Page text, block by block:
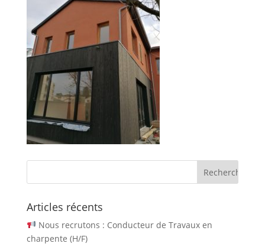
Articles récents
Nous recrutons : Conducteur de Travaux en
charpente (H/F)